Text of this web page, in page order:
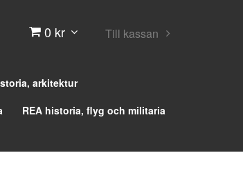
0 kr Till kassan
arkitektur
REA historia, flyg och militaria